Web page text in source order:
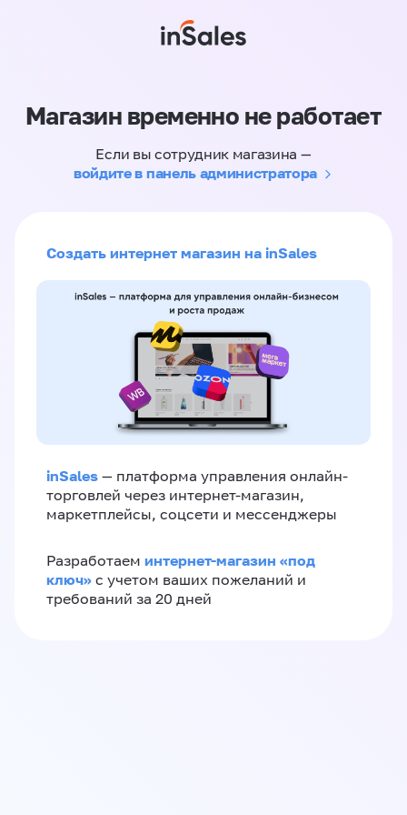
Магазин временно не работает
Если вы сотрудник магазина —
войдите в панель администратора
Создать интернет магазин на inSales
inSales — платформа управления онлайн-
торговлей через интернет-магазин,
маркетплейсы, соцсети и мессенджеры
Разработаем интернет-магазин «‎под
ключ»‎ с учетом ваших пожеланий и
требований за 20 дней